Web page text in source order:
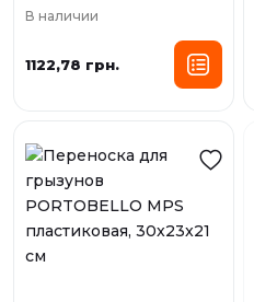
В наличии
1122,78 грн.